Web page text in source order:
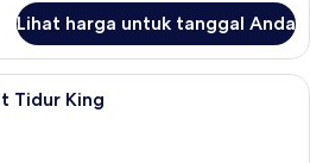
Lihat harga untuk tanggal Anda
Kamar Premium, 1 Tempat Tidur
Tidur King